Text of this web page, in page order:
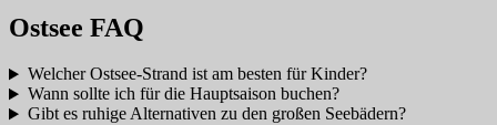
Ostsee FAQ
Welcher Ostsee‑Strand ist am besten für Kinder?
Wann sollte ich für die Hauptsaison buchen?
Gibt es ruhige Alternativen zu den großen Seebädern?